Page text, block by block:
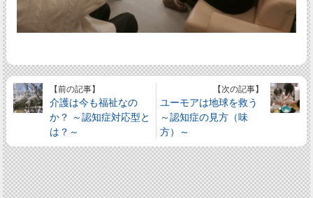
【前の記事】
介護は今も福祉なの
か？ ～認知症対応型と
は？～
【次の記事】
ユーモアは地球を救う
～認知症の見方（味
方）～